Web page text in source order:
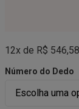
12x de R$ 546,58
Número do Dedo